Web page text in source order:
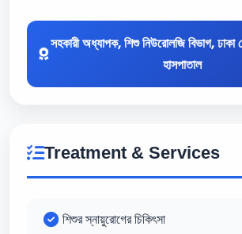
সহকারী অধ্যাপক, শিশু নিউরোলজি বিভাগ,
হাসপাতাল
Treatment & Services
শিশুর স্নায়ুরোগের চিকিৎসা